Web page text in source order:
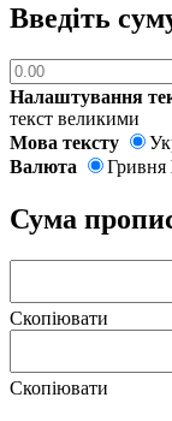
Введіть
Налаштування
текст великими
Мова тексту
Валюта
Гривня
Сума
Скопіювати
Скопіювати